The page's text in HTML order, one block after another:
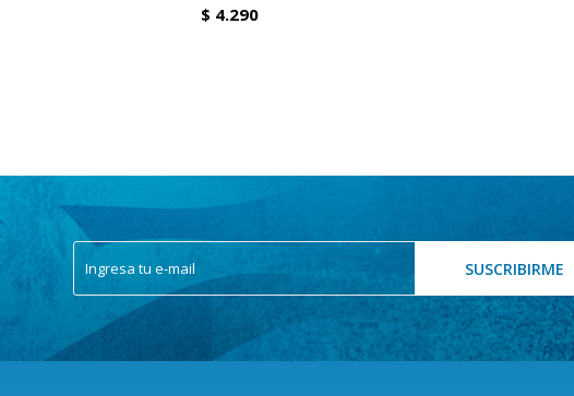
$ 4.290
SUSCRIBIRME